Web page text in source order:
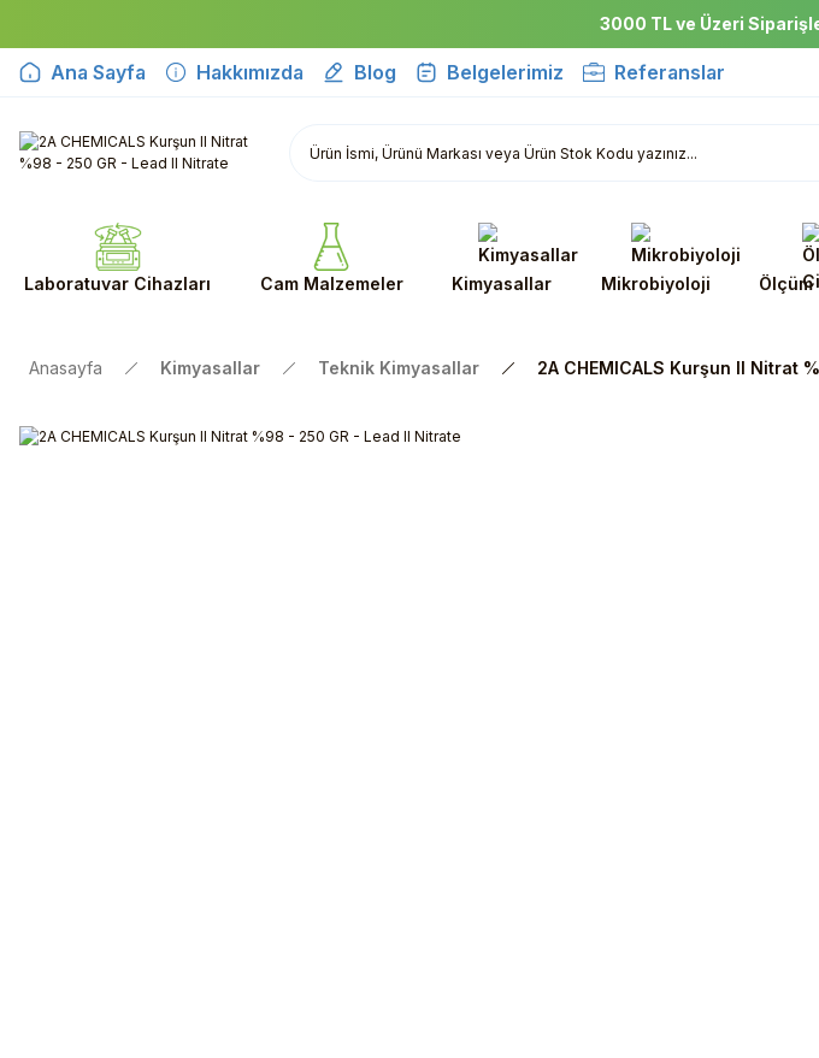
3000 TL ve Üzeri
Ana Sayfa Hakkımızda Blog Belgelerimiz Referanslar
Laboratuvar Cihazları Cam Malzemeler Kimyasallar Mikrobiyoloji Ölçüm
Anasayfa Kimyasallar Teknik Kimyasallar 2A CHEMICALS Kurşun II Nitrat